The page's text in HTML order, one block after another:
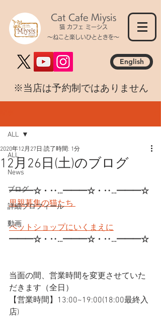
Cat Cafe Miysis
猫 カフェ ミーシス
～ねこと楽しいひとときを～
English
​※当店は予約制ではありません
ALL
News
ブログ
詳細プロフィール
動画
ALL
12月26日(土)のブログ
2020年12月27日 読了時間: 1分
━━━☆・‥…━━━☆・‥…━━━☆
里親募集の猫たち
ペットショップにいくまえに
━━━☆・‥…━━━☆・‥…━━━☆
当面の間、営業時間を変更させていた
だきます（全日）
【営業時間】13:00~19:00(18:00最終入
店)